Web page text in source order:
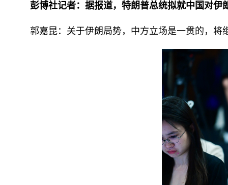
彭博社记者：据报道，特朗普总统拟就中国对
郭嘉昆：关于伊朗局势，中方立场是一贯的，